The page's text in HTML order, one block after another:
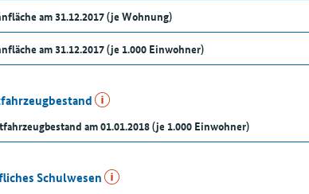
am 31.12.2017 (je Wohnung)
am 31.12.2017 (je 1.000 Einwohner)
am 01.01.2018 (je 1.000 Einwohner)
Schulwesen